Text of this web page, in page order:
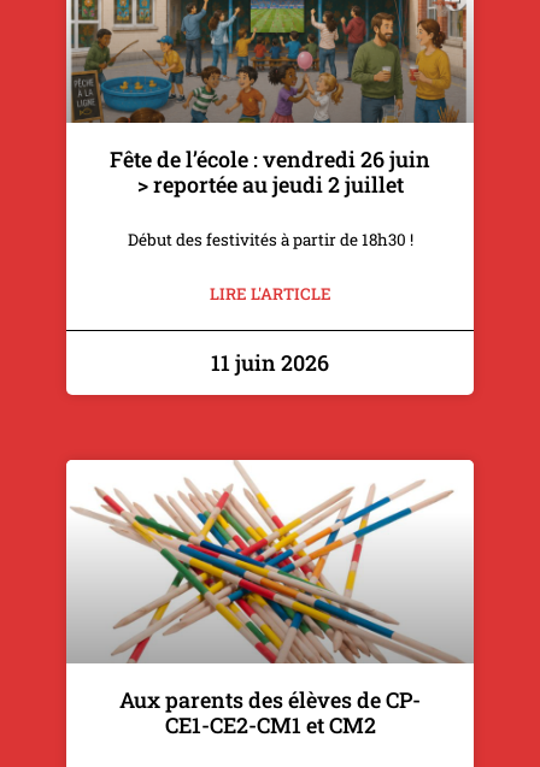
Fête de l’école : vendredi 26 juin
> reportée au jeudi 2 juillet
Début des festivités à partir de 18h30 !
LIRE L'ARTICLE
11 juin 2026
Aux parents des élèves de CP-
CE1-CE2-CM1 et CM2